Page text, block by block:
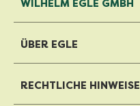
WILHELM EGLE GMBH
ÜBER EGLE
RECHTLICHE HINWEISE